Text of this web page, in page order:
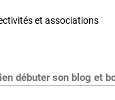
et associations
débuter son blog et